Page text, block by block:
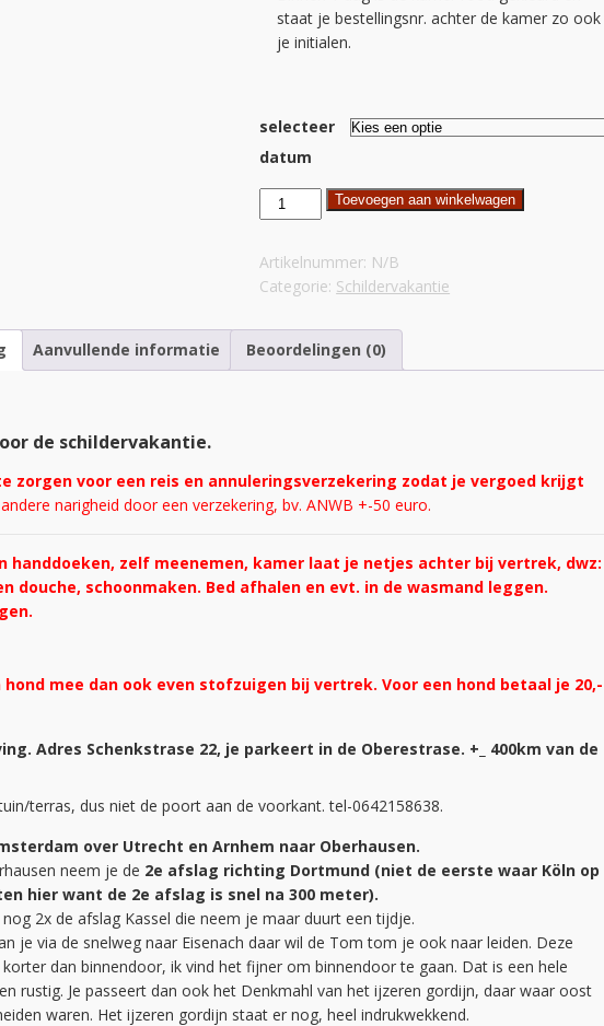
staat je bestellingsnr. achter de kamer zo ook
je initialen.
selecteer
datum
Schildervakantie
2p.
eigen
sanitair
nu
359,-
Toevoegen aan winkelwagen
Artikelnummer: N/B
Categorie: Schildervakantie
Aanvullende informatie Beoordelingen (0)
de schildervakantie.
zorgen voor een reis en annuleringsverzekering zodat je vergoed krijgt
narigheid door een verzekering, bv. ANWB +-50 euro.
handdoeken, zelf meenemen, kamer laat je netjes achter bij vertrek, dwz:
douche, schoonmaken. Bed afhalen en evt. in de wasmand leggen.
hond mee dan ook even stofzuigen bij vertrek. Voor een hond betaal je 20,-
Adres Schenkstrase 22, je parkeert in de Oberestrase. +_ 400km van de
terras, dus niet de poort aan de voorkant. tel-0642158638.
over Utrecht en Arnhem naar Oberhausen.
neem je de 2e afslag richting Dortmund (niet de eerste waar Köln op
hier want de 2e afslag is snel na 300 meter).
2x de afslag Kassel die neem je maar duurt een tijdje.
je via de snelweg naar Eisenach daar wil de Tom tom je ook naar leiden. Deze
dan binnendoor, ik vind het fijner om binnendoor te gaan. Dat is een hele
rustig. Je passeert dan ook het Denkmahl van het ijzeren gordijn, daar waar oost
waren. Het ijzeren gordijn staat er nog, heel indrukwekkend.